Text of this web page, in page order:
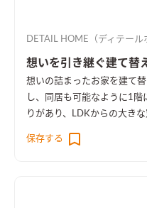
DETAIL HOME（ディテール
想いを引き継ぐ建て替
想いの詰まったお家を建て
し、同居も可能なように1
りがあり、LDKからの大き
保存する